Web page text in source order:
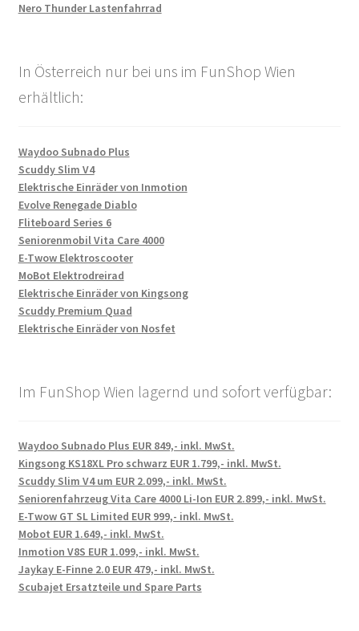
Nero Thunder Lastenfahrrad
In Österreich nur bei uns im FunShop Wien
erhältlich:
Waydoo Subnado Plus
Scuddy Slim V4
Elektrische Einräder von Inmotion
Evolve Renegade Diablo
Fliteboard Series 6
Seniorenmobil Vita Care 4000
E-Twow Elektroscooter
MoBot Elektrodreirad
Elektrische Einräder von Kingsong
Scuddy Premium Quad
Elektrische Einräder von Nosfet
Im FunShop Wien lagernd und sofort verfügbar:
Waydoo Subnado Plus EUR 849,- inkl. MwSt.
Kingsong KS18XL Pro schwarz EUR 1.799,- inkl. MwSt.
Scuddy Slim V4 um EUR 2.099,- inkl. MwSt.
Seniorenfahrzeug Vita Care 4000 Li-Ion EUR 2.899,- inkl. MwSt.
E-Twow GT SL Limited EUR 999,- inkl. MwSt.
Mobot EUR 1.649,- inkl. MwSt.
Inmotion V8S EUR 1.099,- inkl. MwSt.
Jaykay E-Finne 2.0 EUR 479,- inkl. MwSt.
Scubajet Ersatzteile und Spare Parts